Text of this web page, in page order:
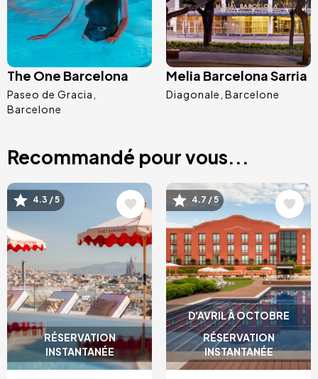
The One Barcelona
Paseo de Gracia
Barcelone
Melia Barcelona Sarria
Diagonale Barcelone
Recommandé pour vous...
RÉSERVATION
INSTANTANÉE
Image
4.3 / 5
D'AVRIL À OCTOBRE
RÉSERVATION
INSTANTANÉE
Image
4.7 / 5